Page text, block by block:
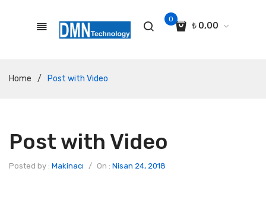
0
₺ 0,00
Home
/ Post with Video
Post with Video
Posted by : Makinacı / On : Nisan 24, 2018